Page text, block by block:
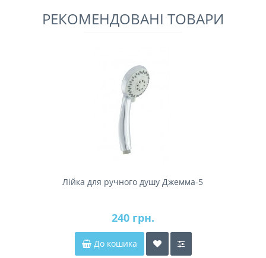
РЕКОМЕНДОВАНІ ТОВАРИ
Лійка для ручного душу Джемма-5
240 грн.
До кошика